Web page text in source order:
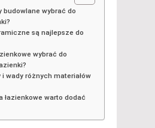
budowlane wybrać do
są najlepsze do
wybrać do
wady różnych materiałów
łazienkowe warto dodać